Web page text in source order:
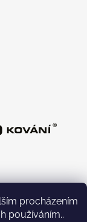
procházením
používáním..